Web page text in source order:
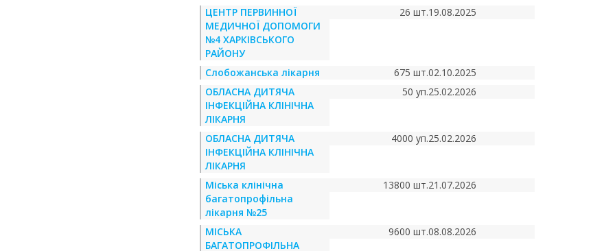
ЦЕНТР ПЕРВИННОЇ
МЕДИЧНОЇ ДОПОМОГИ
№4 ХАРКІВСЬКОГО
РАЙОНУ
26 шт.19.08.2025
Слобожанська лікарня 675 шт.02.10.2025
ОБЛАСНА ДИТЯЧА
ІНФЕКЦІЙНА КЛІНІЧНА
ЛІКАРНЯ
50 уп.25.02.2026
ОБЛАСНА ДИТЯЧА
ІНФЕКЦІЙНА КЛІНІЧНА
ЛІКАРНЯ
4000 уп.25.02.2026
Міська клінічна
багатопрофільна
лікарня №25
13800 шт.21.07.2026
МІСЬКА
БАГАТОПРОФІЛЬНА
9600 шт.08.08.2026